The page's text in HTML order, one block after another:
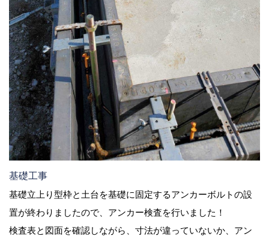
基礎工事
基礎立上り型枠と土台を基礎に固定するアンカーボルトの設
置が終わりましたので、アンカー検査を行いました！
検査表と図面を確認しながら、寸法が違っていないか、アン